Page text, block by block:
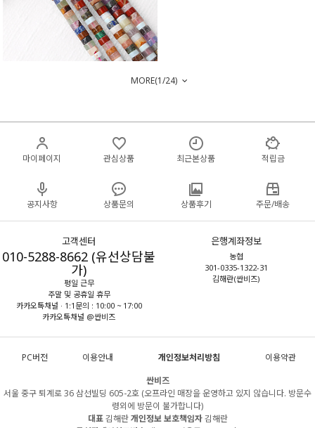
MORE(1/24)
마이페이지 관심상품 최근본상품 적립금
공지사항 상품문의 상품후기 주문/배송
고객센터
010-5288-8662 (유선상담불
가)
평일 근무
주말 및 공휴일 휴무
카카오톡채널 · 1:1문의 : 10:00 ~ 17:00
카카오톡채널 @싼비즈
은행계좌정보
농협
301-0335-1322-31
김해란(싼비즈)
PC버전 이용안내 개인정보처리방침
이용약관
싼비즈
서울 중구 퇴계로 36 삼선빌딩 605-2호 (오프라인 매장을 운영하고 있지 않습니다. 방문수
령외에 방문이 불가합니다)
대표김해란개인정보 보호책임자김해란